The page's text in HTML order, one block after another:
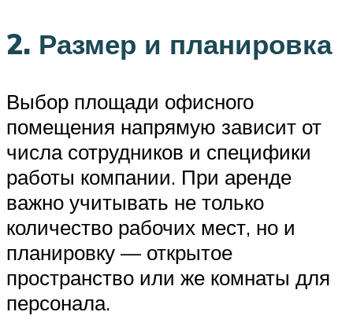
2. Размер и планировка
Выбор площади офисного
помещения напрямую зависит от
числа сотрудников и специфики
работы компании. При аренде
важно учитывать не только
количество рабочих мест, но и
планировку — открытое
пространство или же комнаты для
персонала.